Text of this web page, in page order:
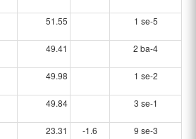
51.55 1 se-5
49.41 2 ba-4
49.98 1 se-2
49.84 3 se-1
23.31 -1.6 9 se-3